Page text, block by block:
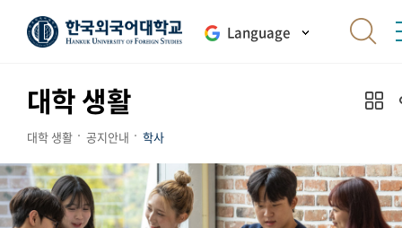
Language
대학 생활
대학 생활 공지안내 학사